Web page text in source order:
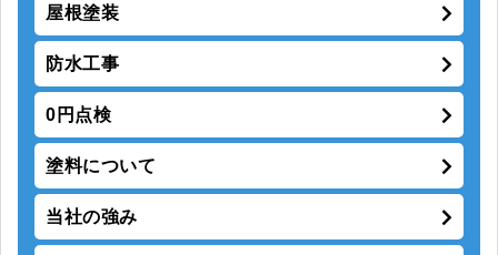
屋根塗装
防水工事
0円点検
塗料について
当社の強み